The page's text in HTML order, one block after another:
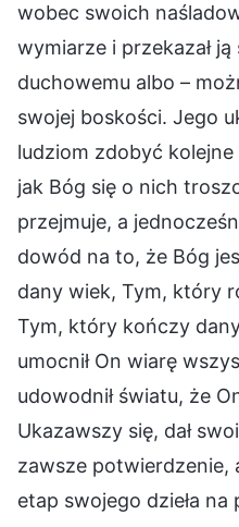
wobec swoich
wymiarze i przekazał ją
duchowemu albo –
swojej boskości. Jego
ludziom zdobyć
jak Bóg się o nich
przejmuje, a
dowód na to, że Bóg
dany wiek, Tym, który
Tym, który kończy
umocnił On wiarę
udowodnił światu, że
Ukazawszy się, dał
zawsze potwierdzenie,
etap swojego dzieła